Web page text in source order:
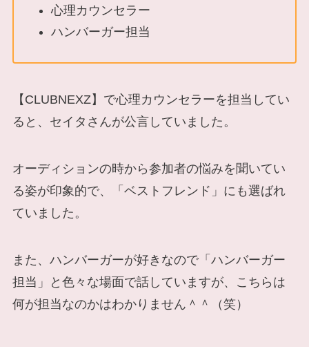
心理カウンセラー
ハンバーガー担当
【CLUBNEXZ】で心理カウンセラーを担当してい
ると、セイタさんが公言していました。
オーディションの時から参加者の悩みを聞いてい
る姿が印象的で、「ベストフレンド」にも選ばれ
ていました。
また、ハンバーガーが好きなので「ハンバーガー
担当」と色々な場面で話していますが、こちらは
何が担当なのかはわかりません＾＾（笑）